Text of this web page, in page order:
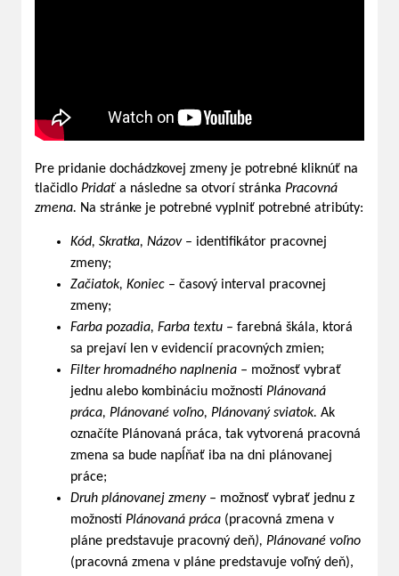
Pre pridanie dochádzkovej zmeny je potrebné kliknúť na
tlačidlo Pridať a následne sa otvorí stránka Pracovná
zmena. Na stránke je potrebné vyplniť potrebné atribúty:
Kód, Skratka, Názov– identifikátor pracovnej
zmeny;
Začiatok, Koniec – časový interval pracovnej
zmeny;
Farba pozadia, Farba textu – farebná škála, ktorá
sa prejaví len v evidencií pracovných zmien;
Filter hromadného naplnenia – možnosť vybrať
jednu alebo kombináciu možností Plánovaná
práca, Plánované voľno, Plánovaný sviatok. Ak
označíte Plánovaná práca, tak vytvorená pracovná
zmena sa bude napĺňať iba na dni plánovanej
práce;
Druh plánovanej zmeny – možnosť vybrať jednu z
možností Plánovaná práca (pracovná zmena v
pláne predstavuje pracovný deň), Plánované voľno
(pracovná zmena v pláne predstavuje voľný deň),